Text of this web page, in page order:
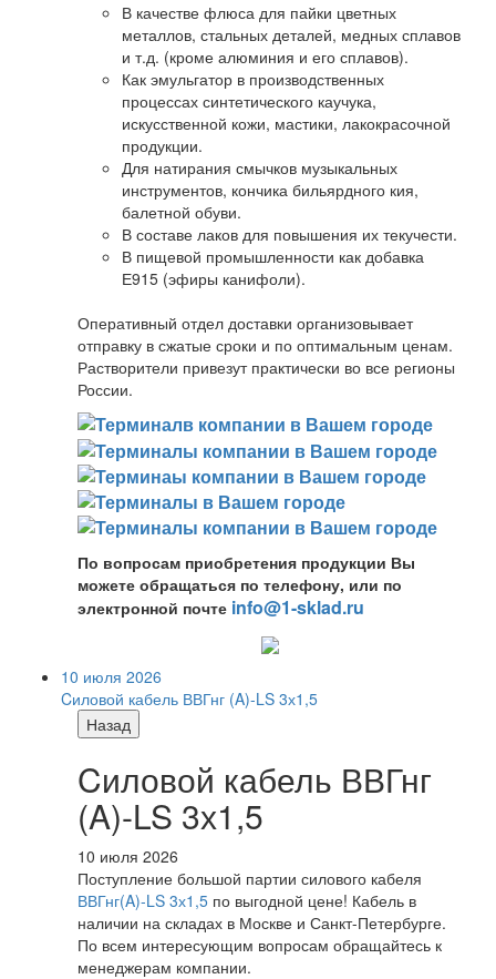
В качестве флюса для пайки цветных
металлов, стальных деталей, медных сплавов
и т.д. (кроме алюминия и его сплавов).
Как эмульгатор в производственных
процессах синтетического каучука,
искусственной кожи, мастики, лакокрасочной
продукции.
Для натирания смычков музыкальных
инструментов, кончика бильярдного кия,
балетной обуви.
В составе лаков для повышения их текучести.
В пищевой промышленности как добавка
Е915 (эфиры канифоли).
Оперативный отдел доставки организовывает
отправку в сжатые сроки и по оптимальным ценам.
Растворители привезут практически во все регионы
России.
По вопросам приобретения продукции Вы
можете обращаться по телефону, или по
электронной почте info@1-sklad.ru
10 июля 2026
Cиловой кабель ВВГнг (A)-LS 3х1,5
Назад
Cиловой кабель ВВГнг
(A)-LS 3х1,5
10 июля 2026
Поступление большой партии силового кабеля
ВВГнг(A)-LS 3х1,5 по выгодной цене! Кабель в
наличии на складах в Москве и Санкт-Петербурге.
По всем интересующим вопросам обращайтесь к
менеджерам компании.